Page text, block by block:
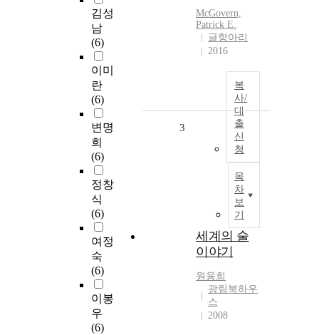
김성
남
(6)
이미
란
(6)
변명
희
(6)
정창
식
(6)
여정
숙
(6)
이봉
우
(6)
McGovern,
Patrick E.
글항아리
2016
복
사/
대
출
신
청
목
차
보
기
3
세계의 술
이야기
원융희
광림북하우
스
2008